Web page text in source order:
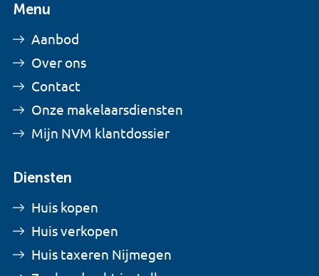
Menu
Aanbod
Over ons
Contact
Onze makelaarsdiensten
Mijn NVM klantdossier
Diensten
Huis kopen
Huis verkopen
Huis taxeren Nijmegen